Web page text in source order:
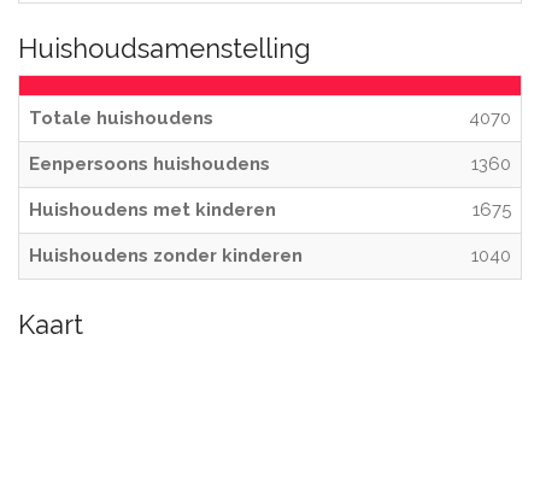
Huishoudsamenstelling
Totale huishoudens 4070
Eenpersoons huishoudens 1360
Huishoudens met kinderen 1675
Huishoudens zonder kinderen 1040
Kaart